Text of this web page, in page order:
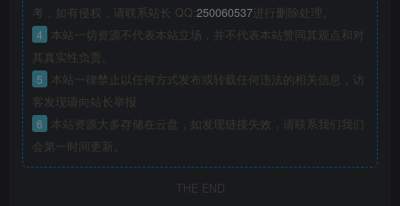
考，如有侵权，请联系站长 QQ:250060537进行删除处理。
4
本站一切资源不代表本站立场，并不代表本站赞同其观点和对
其真实性负责。
5
本站一律禁止以任何方式发布或转载任何违法的相关信息，访
客发现请向站长举报
6
本站资源大多存储在云盘，如发现链接失效，请联系我们我们
会第一时间更新。
THE END